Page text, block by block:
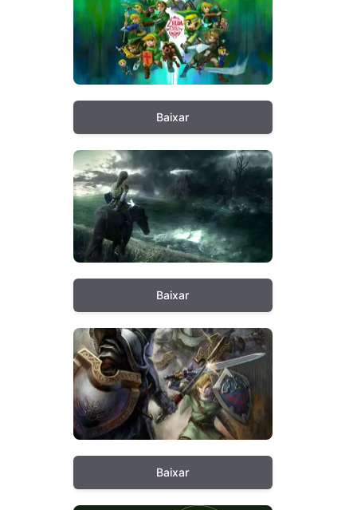
Baixar
Baixar
Baixar